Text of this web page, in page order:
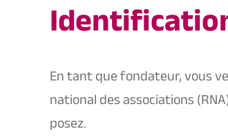
En tant que fondateur, vous
national des associations
posez.